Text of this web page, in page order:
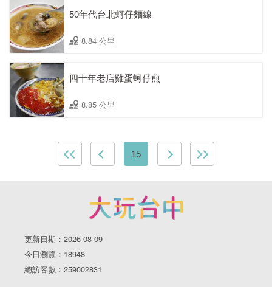
50年代台北蚵仔麵線
8.84 公里
四十年老店雞蛋蚵仔煎
8.85 公里
15
更新日期：2026-08-09
今日瀏覽：18948
總訪客數：259002831